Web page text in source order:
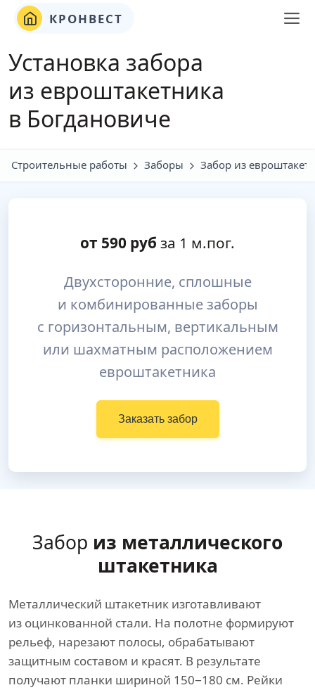
КРОНВЕСТ
Установка забора
из евроштакетника
в Богдановиче
Строительные работы Заборы Забор из
от 590 руб за 1 м.пог.
Двухсторонние, сплошные
и комбинированные заборы
с горизонтальным, вертикальным
или шахматным расположением
евроштакетника
Заказать забор
Забор из металлического
штакетника
Металлический штакетник изготавливают
из оцинкованной стали. На полотне формируют
рельеф, нарезают полосы, обрабатывают
защитным составом и красят. В результате
получают планки шириной 150−180 см. Рейки